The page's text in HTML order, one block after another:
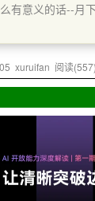
有意义的话--月
xuruifan 阅读(557